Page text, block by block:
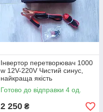
Інвертор перетворювач 1000
w 12V-220V Чистий синус,
найкраща якість
Готово до відправки 4 од.
2 250 ₴